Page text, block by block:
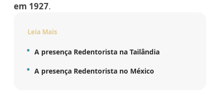
em 1927.
Leia Mais
A presença Redentorista na Tailândia
A presença Redentorista no México